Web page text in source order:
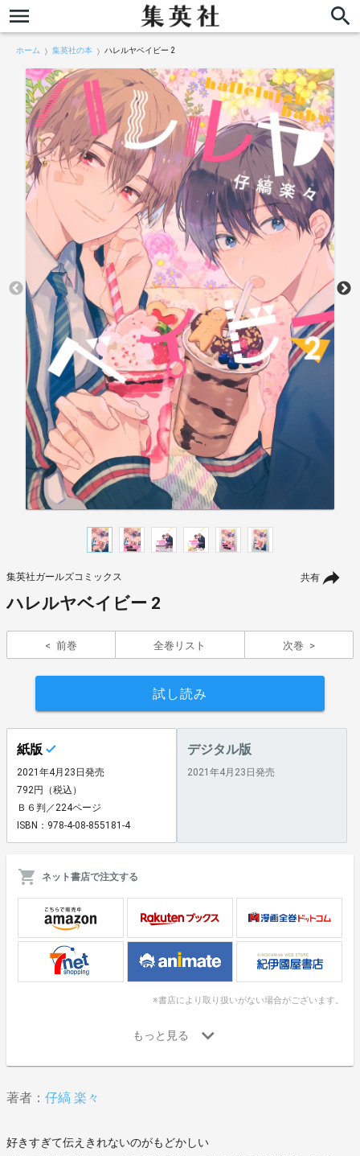
ホーム 集英社の本 ハレルヤベイビー 2
共有
集英社ガールズコミックス
ハレルヤベイビー 2
前巻 全巻リスト 次巻
試し読み
紙版
2021年4月23日発売
792円（税込）
Ｂ６判／224ページ
ISBN：978-4-08-855181-4
デジタル版
2021年4月23日発売
ネット書店で注文する
※書店により取り扱いがない場合がございます。
著者： 仔縞 楽々
好きすぎて伝えきれないのがもどかしい